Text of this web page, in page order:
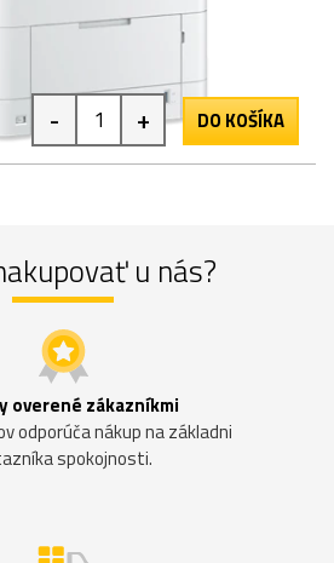
- + DO KOŠÍKA
u nás?
overené zákazníkmi
odporúča nákup na základni
spokojnosti.